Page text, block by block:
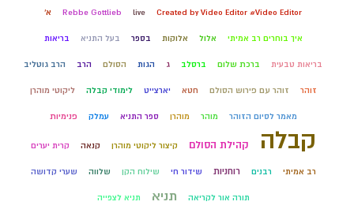
Created by Video Editor #Video Editor
live
Rebbe Gottlieb א'
איך בוחרים רב אמיתי אלול אלוקות בספר בעל התניא בריאות
בריאות טבעית ברכת שלום ברסלב ג הגות הסולם הרב הרב גוטליב
זוהר זוהר עם פירוש הסולם חטא יארצייט לימודי קבלה ליקוטי מוהרן
מאמר לסיום הזוהר מוהר מוהרן ספר התניא עמלק פנימיות
קבלה קהילת הסולם קיצור ליקוטי מוהרן קנאה קרית יערים
רב אמיתי רבנים רוחניות שידור חי שילוח הקן שלווה שערי קדושה
תורה אור לקריאה תניא תניא לצפייה